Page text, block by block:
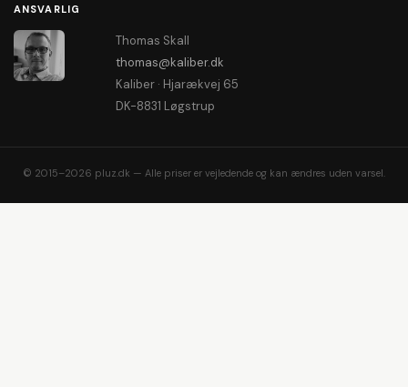
ANSVARLIG
Thomas Skall
thomas@kaliber.dk
Kaliber · Hjarækvej 65
DK-8831 Løgstrup
© 2015–2026 pluz.dk — Alle priser er vejledende og kan ændres uden varsel.